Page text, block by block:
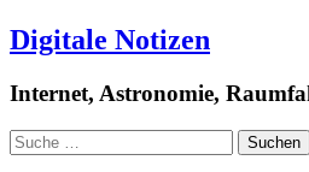
Digitale Notizen
Internet, Astronomie,